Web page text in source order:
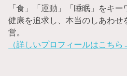
「食」「運動」「睡眠」をキ
健康を追求し、本当のしあわせ
営。
（詳しいプロフィールはこちら